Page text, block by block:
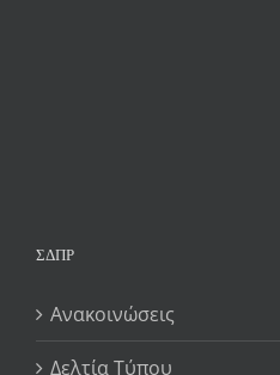
ΣΔΠΡ
Ανακοινώσεις
Δελτία Τύπου